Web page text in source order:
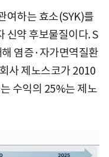
여하는 효소(SYK)를
신약 후보물질이다. S
염증·자가면역질환
사 제노스코가 2010
수익의 25%는 제노